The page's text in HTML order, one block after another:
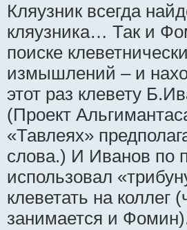
Кляузник всегда
кляузника… Так и
поиске
измышлений – и
этот раз клевету
(Проект
«Тавлеях»
слова.) И Иванов по
использовал
клеветать на коллег
занимается и